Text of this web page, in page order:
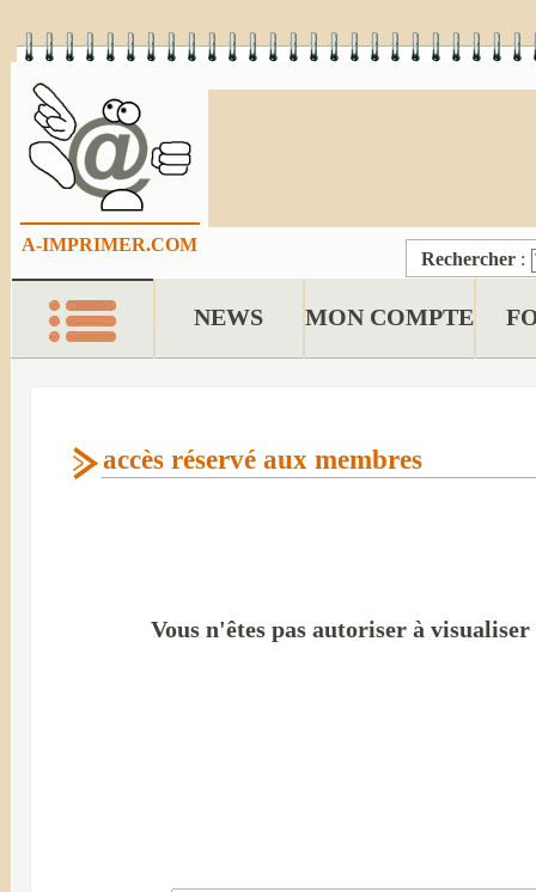
A-IMPRIMER.COM
Rechercher :
NEWS MON COMPTE
accès réservé aux membres
Vous n'êtes pas autoriser à